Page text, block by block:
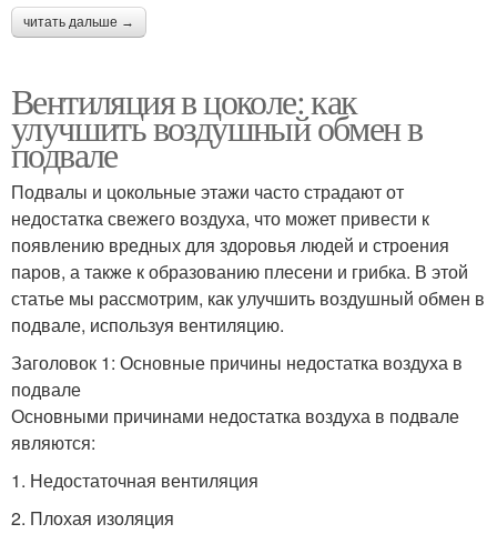
читать дальше →
Вентиляция в цоколе: как
улучшить воздушный обмен в
подвале
Подвалы и цокольные этажи часто страдают от
недостатка свежего воздуха, что может привести к
появлению вредных для здоровья людей и строения
паров, а также к образованию плесени и грибка. В этой
статье мы рассмотрим, как улучшить воздушный обмен в
подвале, используя вентиляцию.
Заголовок 1: Основные причины недостатка воздуха в
подвале
Основными причинами недостатка воздуха в подвале
являются:
1. Недостаточная вентиляция
2. Плохая изоляция